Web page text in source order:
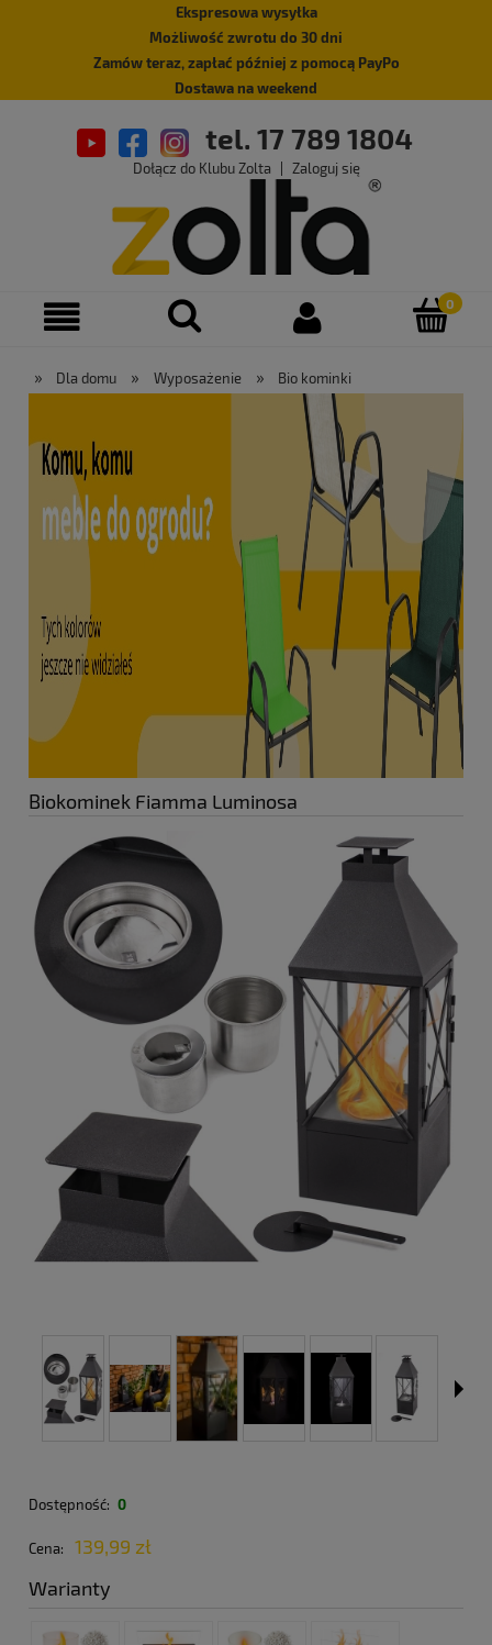
Ekspresowa wysyłka
Możliwość zwrotu do 30 dni
Zamów teraz, zapłać później z pomocą PayPo
Dostawa na weekend
tel. 17 789 1804
Dołącz do Klubu Zolta Zaloguj się
» Dla domu » Wyposażenie » Bio kominki
Biokominek Fiamma Luminosa
Dostępność: 0
Cena:
139,99 zł
Warianty